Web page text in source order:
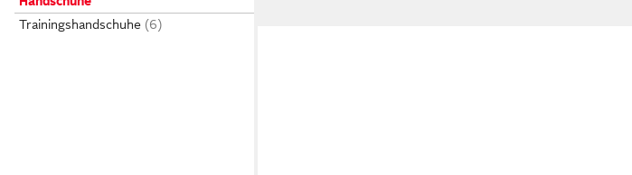
Trainingshandschuhe